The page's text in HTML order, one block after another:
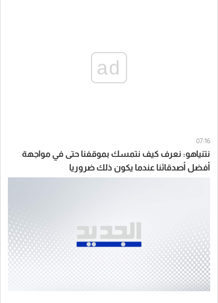
ad
07:16
نتنياهو: نعرف كيف نتمسك بموقفنا حتى في مواجهة
أفضل أصدقائنا عندما يكون ذلك ضروريا